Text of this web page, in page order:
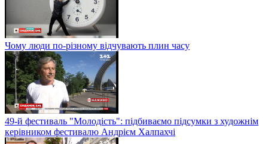
Чому люди по-різному відчувають плин часу
49-й фестиваль "Молодість": підбиваємо підсумки з художнім
керівником фестивалю Андрієм Халпахчі